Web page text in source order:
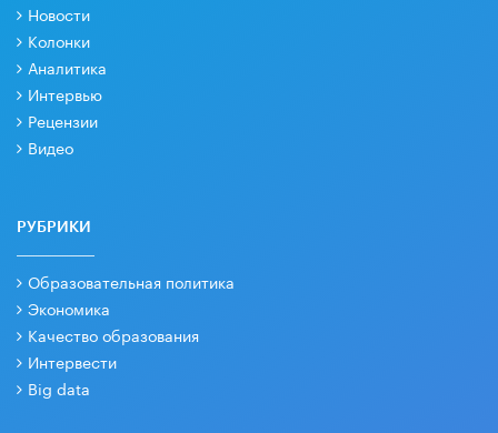
Новости
Колонки
Аналитика
Интервью
Рецензии
Видео
РУБРИКИ
Образовательная политика
Экономика
Качество образования
Интервести
Big data